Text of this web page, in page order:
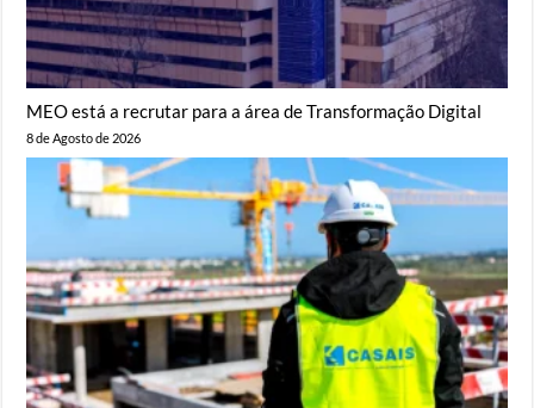
MEO está a recrutar para a área de Transformação Digital
8 de Agosto de 2026